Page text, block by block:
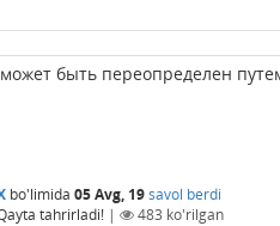
быть переопределен
bo'limida 05 Avg, 19savol berdi
tahrirladi! | 483 ko'rilgan